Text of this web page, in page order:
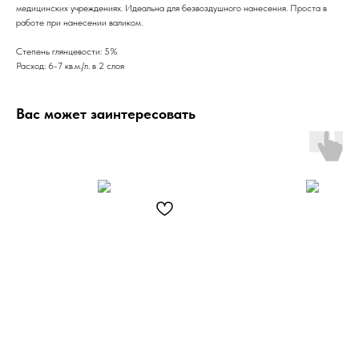
медицинских учреждениях. Идеальна для безвоздушного нанесения. Проста в
работе при нанесении валиком.
Степень глянцевости: 5%
Расход: 6-7 кв.м./л. в 2 слоя
Вас может заинтересовать